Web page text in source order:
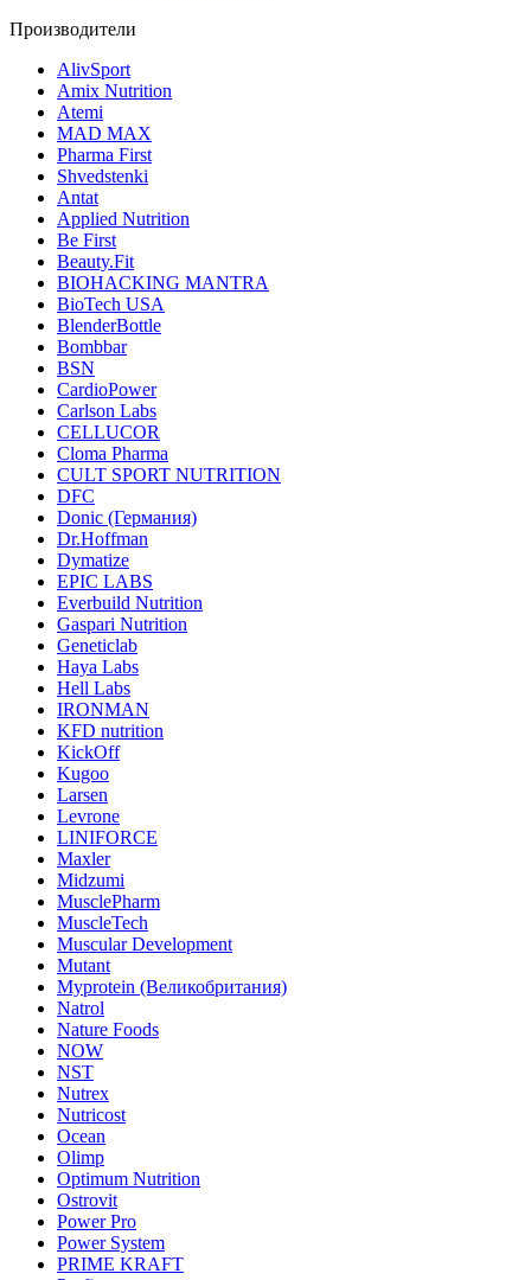
Производители
AlivSport
Amix Nutrition
Atemi
MAD MAX
Pharma First
Shvedstenki
Antat
Applied Nutrition
Be First
Beauty.Fit
BIOHACKING MANTRA
BioTech USA
BlenderBottle
Bombbar
BSN
CardioPower
Carlson Labs
CELLUCOR
Cloma Pharma
CULT SPORT NUTRITION
DFC
Donic (Германия)
Dr.Hoffman
Dymatize
EPIC LABS
Everbuild Nutrition
Gaspari Nutrition
Geneticlab
Haya Labs
Hell Labs
IRONMAN
KFD nutrition
KickOff
Kugoo
Larsen
Levrone
LINIFORCE
Maxler
Midzumi
MusclePharm
MuscleTech
Muscular Development
Mutant
Myprotein (Великобритания)
Natrol
Nature Foods
NOW
NST
Nutrex
Nutricost
Ocean
Olimp
Optimum Nutrition
Ostrovit
Power Pro
Power System
PRIME KRAFT